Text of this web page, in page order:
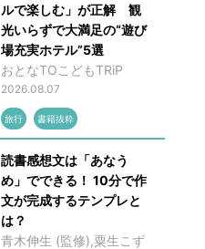
ルで楽しむ」が正解 観
光いらずで大満足の“遊び
場充実ホテル”5選
おとなTOこどもTRiP
2026.08.07
旅行 書籍抜粋
読書感想文は「あなう
め」でできる！ 10分で作
文が完成するテンプレと
は？
青木伸生 (監修),粟生こず